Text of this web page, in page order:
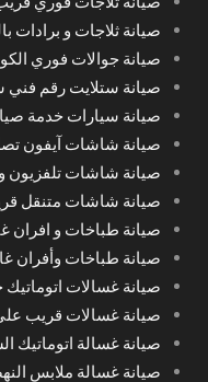
صيانة ثلاجات و برادات
صيانة جوالات فوري
صيانة ستلايت رقم فني
صيانة سيارات خدمة
صيانة شاشات آيفون
صيانة شاشات تلفزيون
صيانة شاشات متنقل
صيانة طباخات و افران
صيانة طباخات وأفران
صيانة غسالات
صيانة غسالات قريب
صيانة غسالة اتوماتيك